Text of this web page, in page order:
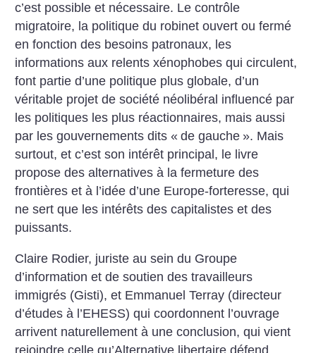
c’est possible et nécessaire. Le contrôle
migratoire, la politique du robinet ouvert ou fermé
en fonction des besoins patronaux, les
informations aux relents xénophobes qui circulent,
font partie d’une politique plus globale, d’un
véritable projet de société néolibéral influencé par
les politiques les plus réactionnaires, mais aussi
par les gouvernements dits « de gauche ». Mais
surtout, et c’est son intérêt principal, le livre
propose des alternatives à la fermeture des
frontières et à l’idée d’une Europe-forteresse, qui
ne sert que les intérêts des capitalistes et des
puissants.
Claire Rodier, juriste au sein du Groupe
d’information et de soutien des travailleurs
immigrés (Gisti), et Emmanuel Terray (directeur
d’études à l’EHESS) qui coordonnent l’ouvrage
arrivent naturellement à une conclusion, qui vient
rejoindre celle qu’Alternative libertaire défend